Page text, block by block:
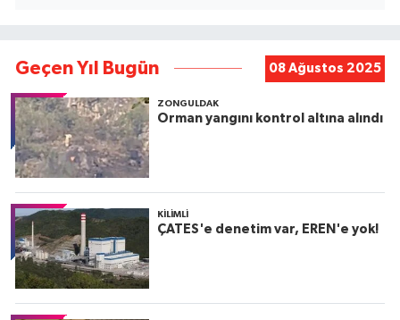
Geçen Yıl Bugün 08 Ağustos 2025
ZONGULDAK
Orman yangını kontrol altına alındı
KILIMLI
ÇATES'e denetim var, EREN'e yok!